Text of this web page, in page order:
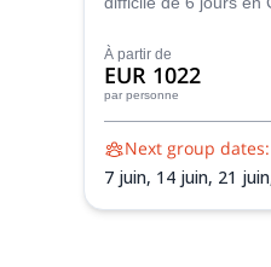
(route du sud) du col
Vizzavona.
À partir de
EUR 1022
par personne
Next group dates:
7 juin, 14 juin, 21